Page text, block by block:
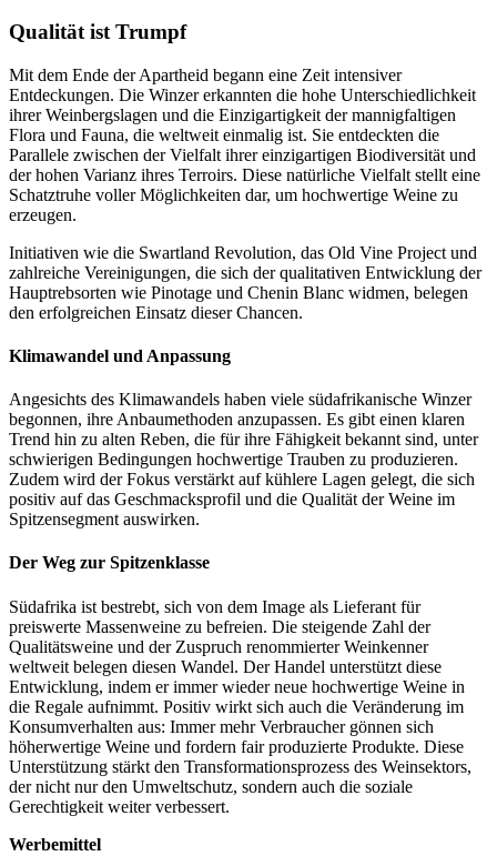
Qualität ist Trumpf
Mit dem Ende der Apartheid begann eine Zeit intensiver
Entdeckungen. Die Winzer erkannten die hohe Unterschiedlichkeit
ihrer Weinbergslagen und die Einzigartigkeit der mannigfaltigen
Flora und Fauna, die weltweit einmalig ist. Sie entdeckten die
Parallele zwischen der Vielfalt ihrer einzigartigen Biodiversität und
der hohen Varianz ihres Terroirs. Diese natürliche Vielfalt stellt eine
Schatztruhe voller Möglichkeiten dar, um hochwertige Weine zu
erzeugen.
Initiativen wie die Swartland Revolution, das Old Vine Project und
zahlreiche Vereinigungen, die sich der qualitativen Entwicklung der
Hauptrebsorten wie Pinotage und Chenin Blanc widmen, belegen
den erfolgreichen Einsatz dieser Chancen.
Klimawandel und Anpassung
Angesichts des Klimawandels haben viele südafrikanische Winzer
begonnen, ihre Anbaumethoden anzupassen. Es gibt einen klaren
Trend hin zu alten Reben, die für ihre Fähigkeit bekannt sind, unter
schwierigen Bedingungen hochwertige Trauben zu produzieren.
Zudem wird der Fokus verstärkt auf kühlere Lagen gelegt, die sich
positiv auf das Geschmacksprofil und die Qualität der Weine im
Spitzensegment auswirken.
Der Weg zur Spitzenklasse
Südafrika ist bestrebt, sich von dem Image als Lieferant für
preiswerte Massenweine zu befreien. Die steigende Zahl der
Qualitätsweine und der Zuspruch renommierter Weinkenner
weltweit belegen diesen Wandel. Der Handel unterstützt diese
Entwicklung, indem er immer wieder neue hochwertige Weine in
die Regale aufnimmt. Positiv wirkt sich auch die Veränderung im
Konsumverhalten aus: Immer mehr Verbraucher gönnen sich
höherwertige Weine und fordern fair produzierte Produkte. Diese
Unterstützung stärkt den Transformationsprozess des Weinsektors,
der nicht nur den Umweltschutz, sondern auch die soziale
Gerechtigkeit weiter verbessert.
Werbemittel